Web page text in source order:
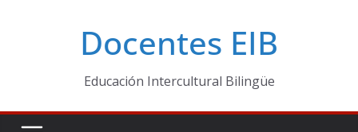
Docentes EIB
Educación Intercultural Bilingüe